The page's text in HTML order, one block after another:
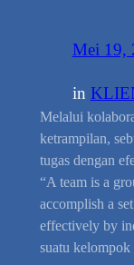
Mei 19,
in
Melalui
ketrampilan,
tugas dengan
“A team is a
accomplish a
effectively by
suatu